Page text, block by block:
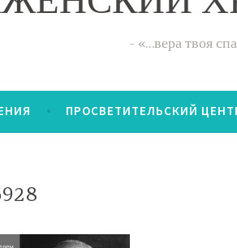
«…вера твоя
ПРОСВЕТИТЕЛЬСКИЙ